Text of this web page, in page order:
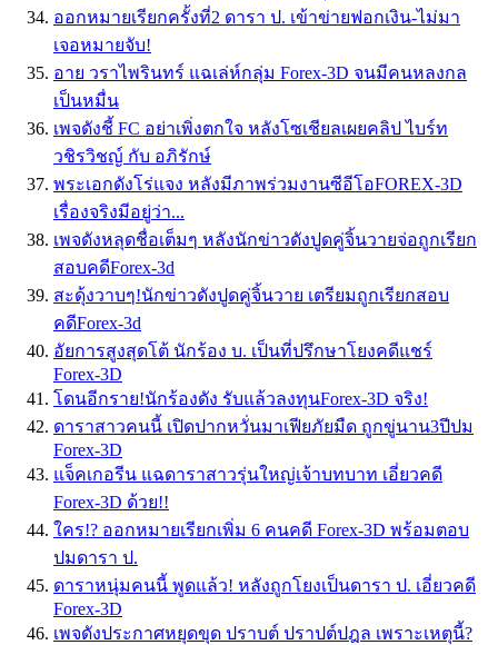
ออกหมายเรียกครั้งที่2 ดารา ป. เข้าข่ายฟอกเงิน-ไม่มา
เจอหมายจับ!
อาย วราไพรินทร์ แฉเล่ห์กลุ่ม Forex-3D จนมีคนหลงกล
เป็นหมื่น
เพจดังชี้ FC อย่าเพิ่งตกใจ หลังโซเชียลเผยคลิป ไบร์ท
วชิรวิชญ์ กับ อภิรักษ์
พระเอกดังโร่แจง หลังมีภาพร่วมงานซีอีโอFOREX-3D
เรื่องจริงมีอยู่ว่า...
เพจดังหลุดชื่อเต็มๆ หลังนักข่าวดังปูดคู่จิ้นวายจ่อถูกเรียก
สอบคดีForex-3d
สะดุ้งวาบๆ!นักข่าวดังปูดคู่จิ้นวาย เตรียมถูกเรียกสอบ
คดีForex-3d
อัยการสูงสุดโต้ นักร้อง บ. เป็นที่ปรึกษาโยงคดีแชร์
Forex-3D
โดนอีกราย!นักร้องดัง รับแล้วลงทุนForex-3D จริง!
ดาราสาวคนนี้ เปิดปากหวั่นมาเฟียภัยมืด ถูกขู่นาน3ปีปม
Forex-3D
แจ็คเกอรีน แฉดาราสาวรุ่นใหญ่เจ้าบทบาท เอี่ยวคดี
Forex-3D ด้วย!!
ใคร!? ออกหมายเรียกเพิ่ม 6 คนคดี Forex-3D พร้อมตอบ
ปมดารา ป.
ดาราหนุ่มคนนี้ พูดแล้ว! หลังถูกโยงเป็นดารา ป. เอี่ยวคดี
Forex-3D
เพจดังประกาศหยุดขุด ปราบต์ ปราปต์ปฎล เพราะเหตุนี้?